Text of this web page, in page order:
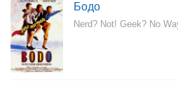
Бодо
Nerd? Not! Geek? No